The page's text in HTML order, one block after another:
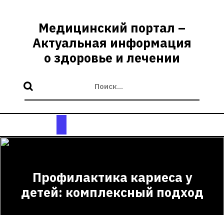
содержимомуМедицинский портал –
Актуальная информация
о здоровье и лечении
Кнопка
Профилактика кариеса у
детей: комплексный подход